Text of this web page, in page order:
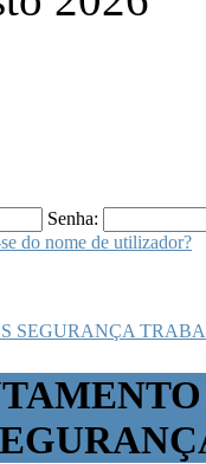
Senha:
do nome de utilizador?
SEGURANÇA